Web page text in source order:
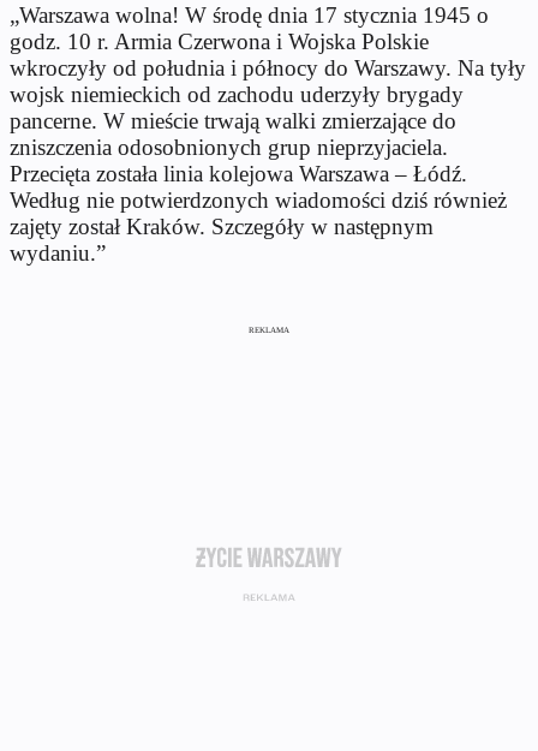
„Warszawa wolna! W środę dnia 17 stycznia 1945 o
godz. 10 r. Armia Czerwona i Wojska Polskie
wkroczyły od południa i północy do Warszawy. Na tyły
wojsk niemieckich od zachodu uderzyły brygady
pancerne. W mieście trwają walki zmierzające do
zniszczenia odosobnionych grup nieprzyjaciela.
Przecięta została linia kolejowa Warszawa – Łódź.
Według nie potwierdzonych wiadomości dziś również
zajęty został Kraków. Szczegóły w następnym
wydaniu.”
REKLAMA